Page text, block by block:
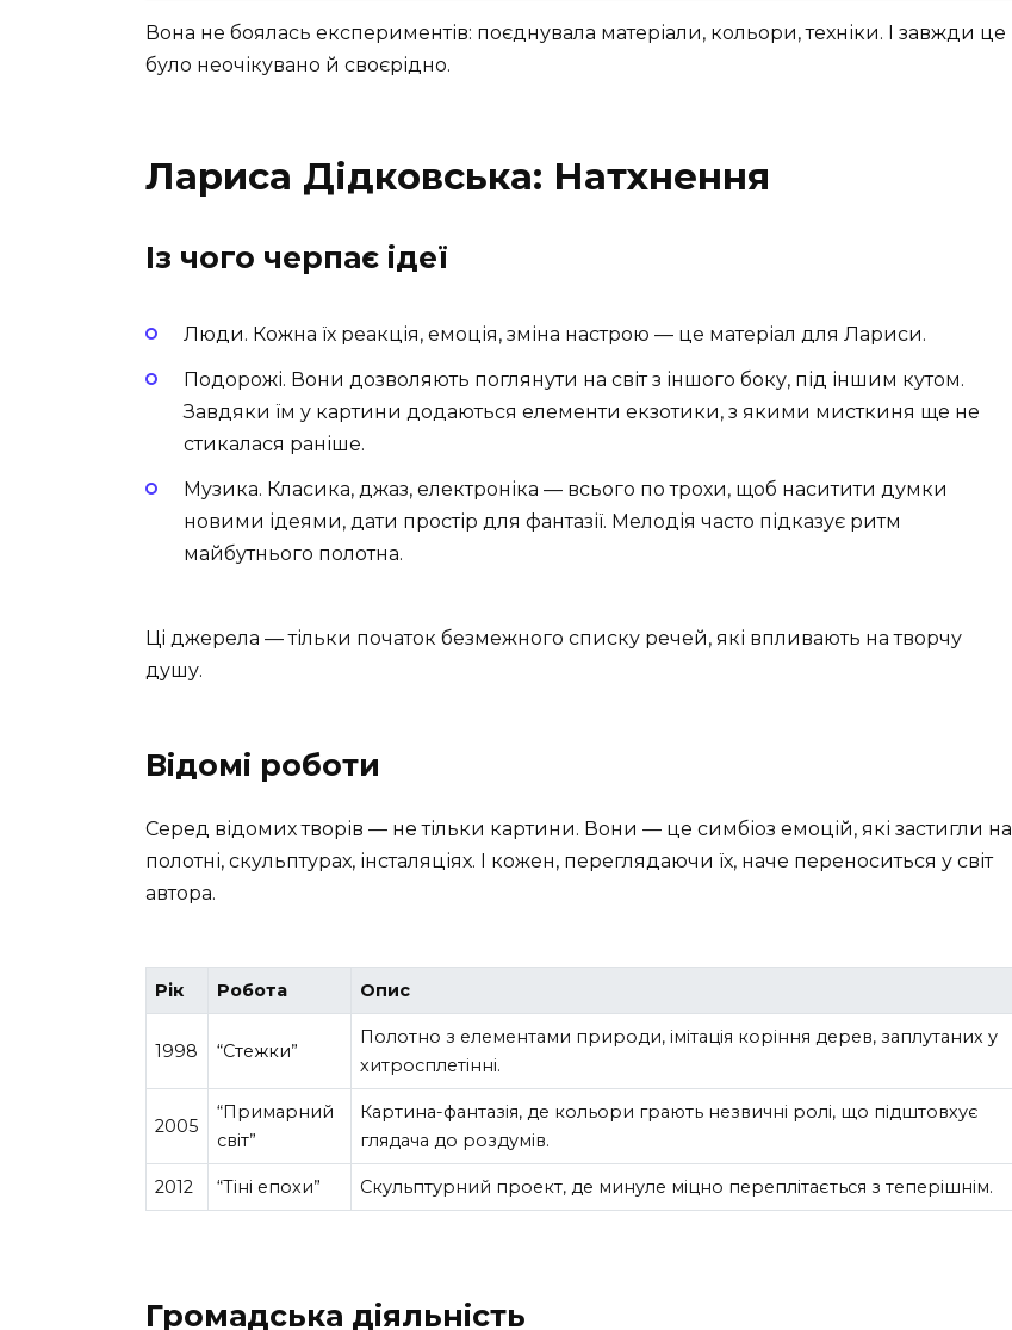
Вона не боялась експериментів: поєднувала матеріали, кольори, техніки. І завжди це
було неочікувано й своєрідно.
Лариса Дідковська: Натхнення
Із чого черпає ідеї
Люди. Кожна їх реакція, емоція, зміна настрою — це матеріал для Лариси.
Подорожі. Вони дозволяють поглянути на світ з іншого боку, під іншим кутом.
Завдяки їм у картини додаються елементи екзотики, з якими мисткиня ще не
стикалася раніше.
Музика. Класика, джаз, електроніка — всього по трохи, щоб наситити думки
новими ідеями, дати простір для фантазії. Мелодія часто підказує ритм
майбутнього полотна.
Ці джерела — тільки початок безмежного списку речей, які впливають на творчу
душу.
Відомі роботи
Серед відомих творів — не тільки картини. Вони — це симбіоз емоцій, які застигли на
полотні, скульптурах, інсталяціях. І кожен, переглядаючи їх, наче переноситься у світ
автора.
Рік Робота Опис
1998 “Стежки”
Полотно з елементами природи, імітація коріння дерев, заплутаних у
хитросплетінні.
2005
“Примарний
світ”
Картина-фантазія, де кольори грають незвичні ролі, що підштовхує
глядача до роздумів.
2012 “Тіні епохи” Скульптурний проект, де минуле міцно переплітається з теперішнім.
Громадська діяльність